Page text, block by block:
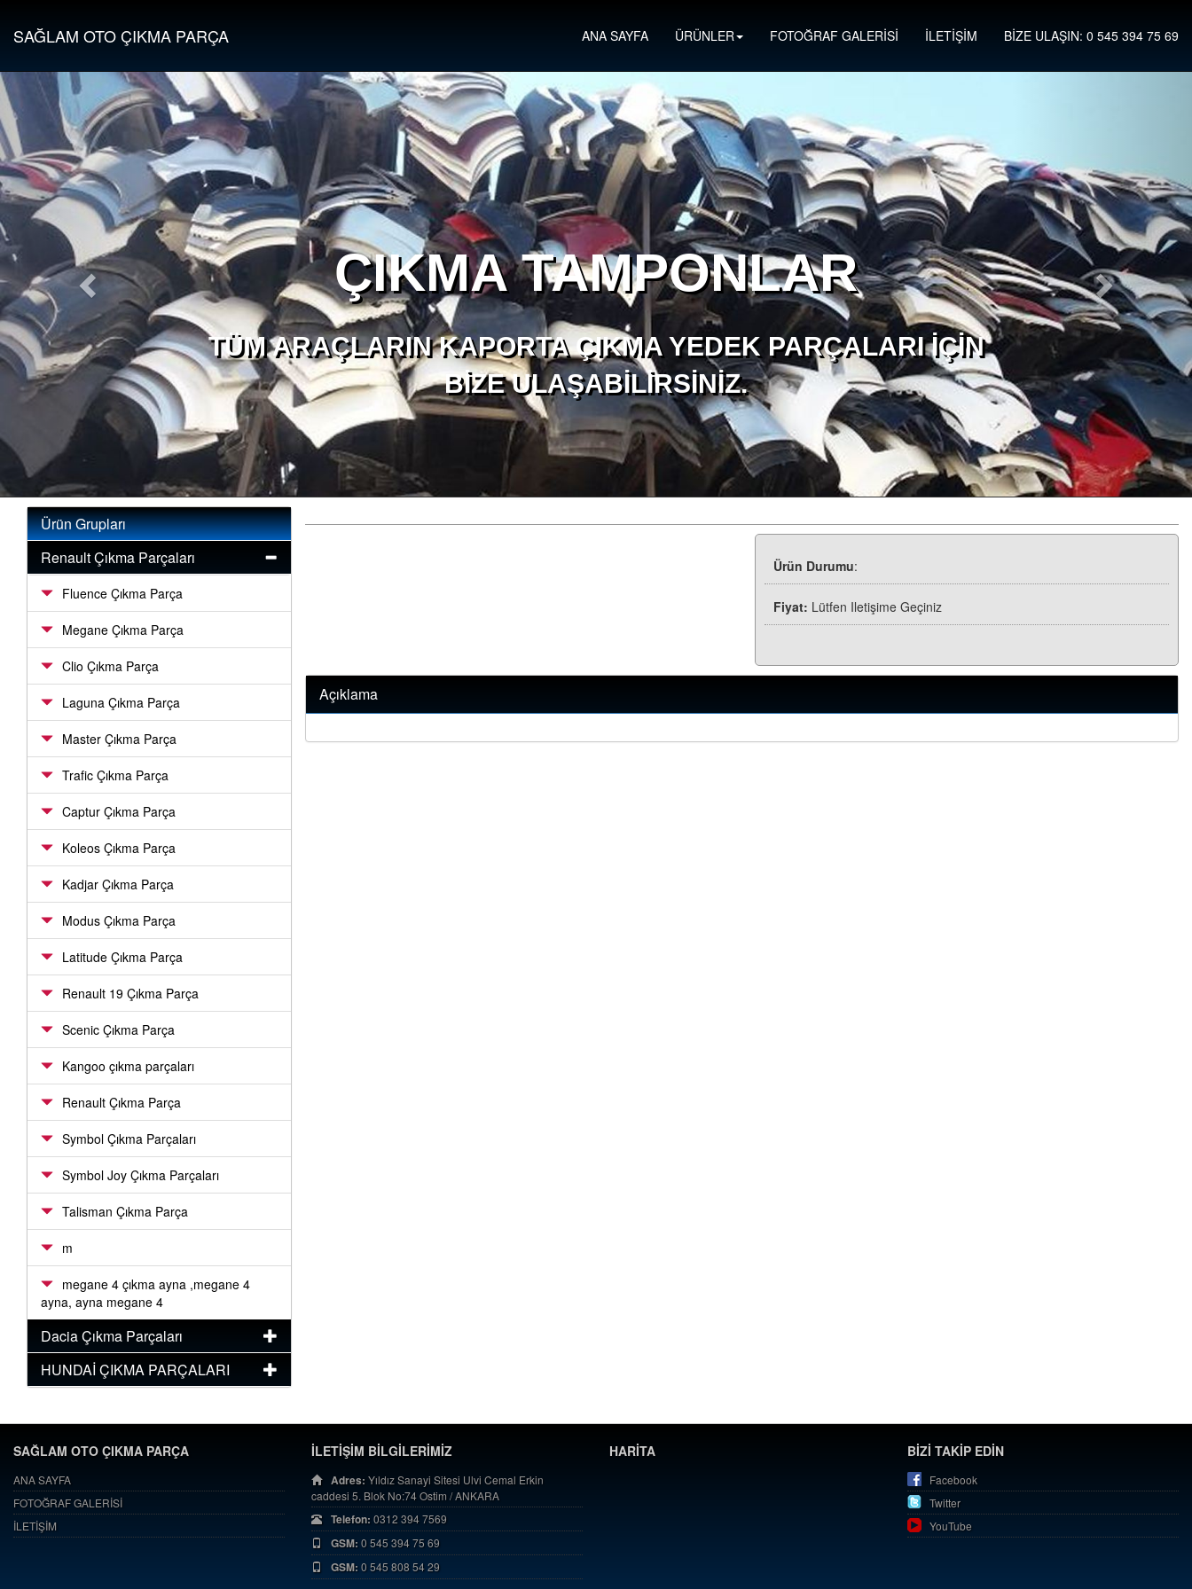
SAĞLAM OTO ÇIKMA PARÇA ANA SAYFA ÜRÜNLER FOTOĞRAF GALERİSİ İLETİŞİM BİZE ULAŞIN: 0 545 394 75 69
ÇIKMA TAMPONLAR
TÜM ARAÇLARIN KAPORTA ÇIKMA YEDEK PARÇALARI İÇIN
BIZE ULAŞABILIRSINIZ.
Ürün Grupları
Renault Çıkma Parçaları
Fluence Çıkma Parça
Megane Çıkma Parça
Clio Çıkma Parça
Laguna Çıkma Parça
Master Çıkma Parça
Trafic Çıkma Parça
Captur Çıkma Parça
Koleos Çıkma Parça
Kadjar Çıkma Parça
Modus Çıkma Parça
Latitude Çıkma Parça
Renault 19 Çıkma Parça
Scenic Çıkma Parça
Kangoo çıkma parçaları
Renault Çıkma Parça
Symbol Çıkma Parçaları
Symbol Joy Çıkma Parçaları
Talisman Çıkma Parça
m
megane 4 çıkma ayna ,megane 4
ayna, ayna megane 4
Dacia Çıkma Parçaları
HUNDAİ ÇIKMA PARÇALARI
Ürün Durumu:
Fiyat: Lütfen Iletişime Geçiniz
Açıklama
SAĞLAM OTO ÇIKMA PARÇA
ANA SAYFA
FOTOĞRAF GALERİSİ
İLETİŞİM
İLETİŞİM BİLGİLERİMİZ
Adres: Yıldız Sanayi Sitesi Ulvi Cemal Erkin
caddesi 5. Blok No:74 Ostim / ANKARA
Telefon: 0312 394 7569
GSM: 0 545 394 75 69
GSM: 0 545 808 54 29
HARİTA BİZİ TAKİP EDİN
Facebook
Twitter
YouTube